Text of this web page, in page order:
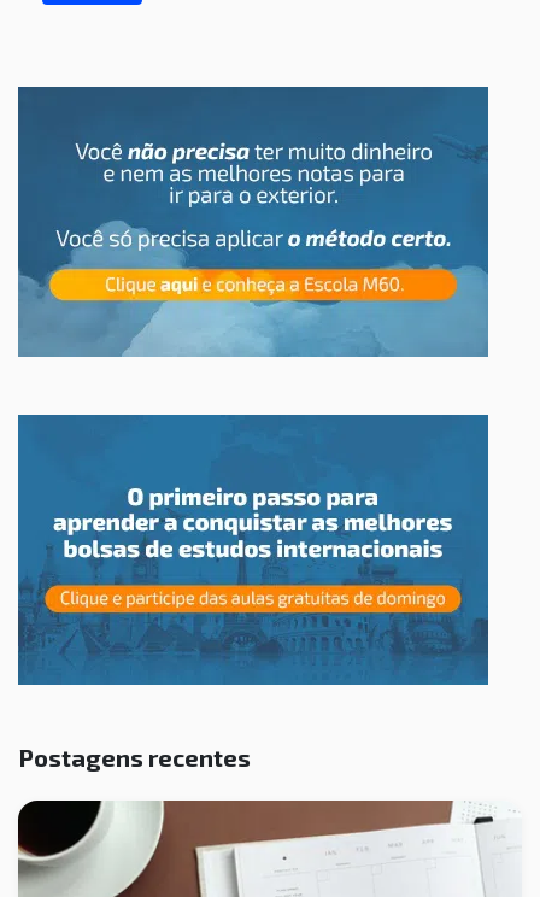
Postagens recentes